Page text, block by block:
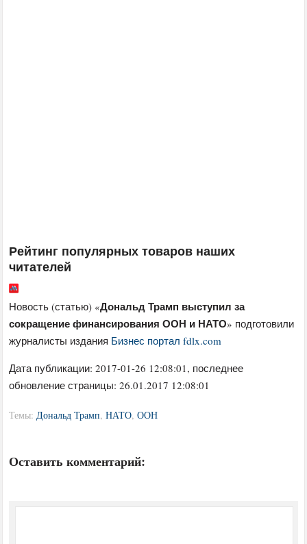
Рейтинг популярных товаров наших
читателей
Новость (статью) «Дональд Трамп выступил за
сокращение финансирования ООН и НАТО» подготовили
журналисты издания Бизнес портал fdlx.com
Дата публикации:2017-01-26 12:08:01, последнее
обновление страницы: 26.01.2017 12:08:01
Темы:Дональд Трамп,НАТО,ООН
Оставить комментарий: